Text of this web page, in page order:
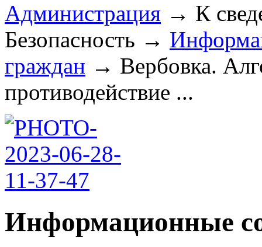
Администрация → К
Безопасность →
граждан → Вербовка.
противодействие ...
Информационные